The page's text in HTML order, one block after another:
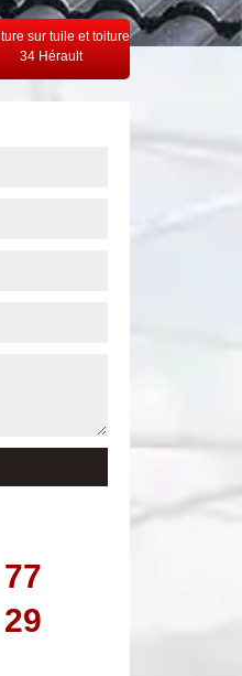
sur tuile et toiture
34 Hérault